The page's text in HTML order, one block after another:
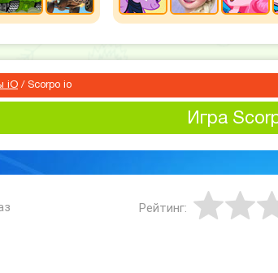
iO / Scorpo io
Игра
Рейтинг: